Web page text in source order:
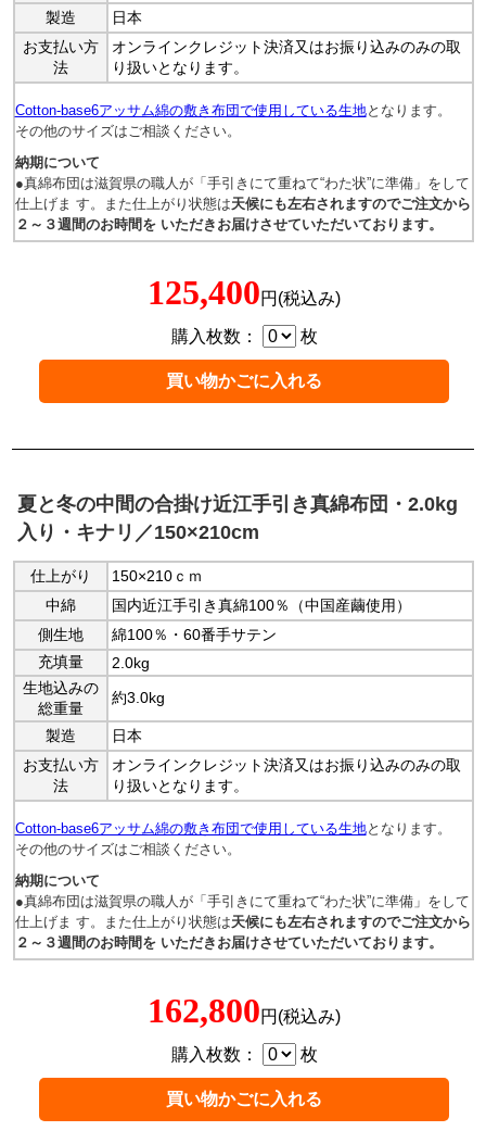
製造
日本
お支払い方
法
オンラインクレジット決済又はお振り込みのみの取
り扱いとなります。
Cotton-base6アッサム綿の敷き布団で使用している生地となります。
その他のサイズはご相談ください。
納期について
●真綿布団は滋賀県の職人が「手引きにて重ねて“わた状”に準備」をして
仕上げま す。また仕上がり状態は天候にも左右されますのでご注文から
２～３週間のお時間を いただきお届けさせていただいております。
125,400円(税込み)
購入枚数： 枚
夏と冬の中間の合掛け近江手引き真綿布団・2.0kg
入り・キナリ／150×210cm
仕上がり
150×210ｃｍ
中綿
国内近江手引き真綿100％（中国産繭使用）
側生地
綿100％・60番手サテン
充填量
2.0kg
生地込みの
総重量
約3.0kg
製造
日本
お支払い方
法
オンラインクレジット決済又はお振り込みのみの取
り扱いとなります。
Cotton-base6アッサム綿の敷き布団で使用している生地となります。
その他のサイズはご相談ください。
納期について
●真綿布団は滋賀県の職人が「手引きにて重ねて“わた状”に準備」をして
仕上げま す。また仕上がり状態は天候にも左右されますのでご注文から
２～３週間のお時間を いただきお届けさせていただいております。
162,800円(税込み)
購入枚数： 枚